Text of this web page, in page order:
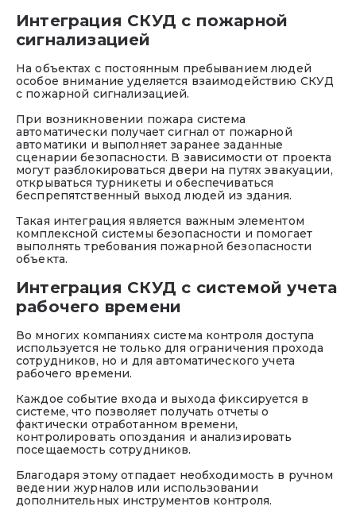
Интеграция СКУД с пожарной
сигнализацией
На объектах с постоянным пребыванием людей
особое внимание уделяется взаимодействию СКУД
с пожарной сигнализацией.
При возникновении пожара система
автоматически получает сигнал от пожарной
автоматики и выполняет заранее заданные
сценарии безопасности. В зависимости от проекта
могут разблокироваться двери на путях эвакуации,
открываться турникеты и обеспечиваться
беспрепятственный выход людей из здания.
Такая интеграция является важным элементом
комплексной системы безопасности и помогает
выполнять требования пожарной безопасности
объекта.
Интеграция СКУД с системой учета
рабочего времени
Во многих компаниях система контроля доступа
используется не только для ограничения прохода
сотрудников, но и для автоматического учета
рабочего времени.
Каждое событие входа и выхода фиксируется в
системе, что позволяет получать отчеты о
фактически отработанном времени,
контролировать опоздания и анализировать
посещаемость сотрудников.
Благодаря этому отпадает необходимость в ручном
ведении журналов или использовании
дополнительных инструментов контроля.